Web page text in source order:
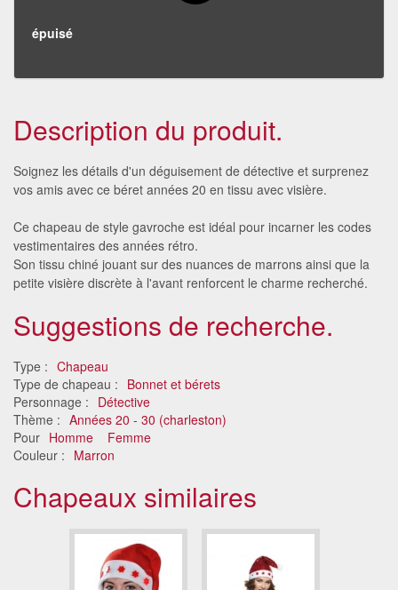
épuisé
Description du produit.
Soignez les détails d'un déguisement de détective et surprenez
vos amis avec ce béret années 20 en tissu avec visière.
Ce chapeau de style gavroche est idéal pour incarner les codes
vestimentaires des années rétro.
Son tissu chiné jouant sur des nuances de marrons ainsi que la
petite visière discrète à l'avant renforcent le charme recherché.
Suggestions de recherche.
Type : Chapeau
Type de chapeau : Bonnet et bérets
Personnage : Détective
Thème : Années 20 - 30 (charleston)
Pour Homme
Femme
Couleur : Marron
Chapeaux similaires